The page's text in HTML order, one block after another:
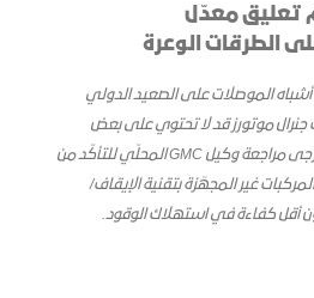
تعليق معدّل
الطرقات الوعرة
الموصلات على الصعيد الدولي
جنرال موتورز قد لا تحتوي على بعض
الخصائص والخيارات القياسية. يرجى مراجعة وكيل GMC المحلّي للتأكّد من
غير المجهّزة بتقنية الإيقاف/
أقل كفاءة في استهلاك الوقود.